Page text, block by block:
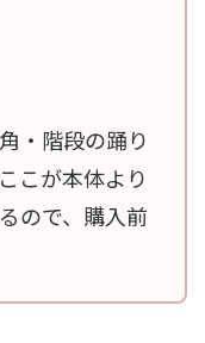
・階段の踊り
こが本体より
ので、購入前